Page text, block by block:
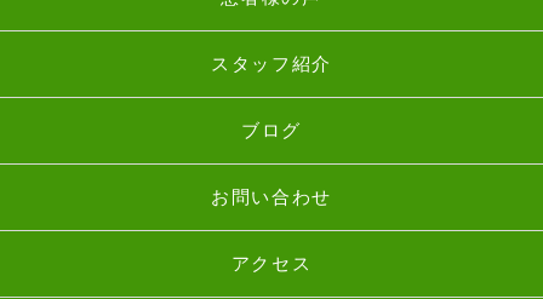
スタッフ紹介
ブログ
お問い合わせ
アクセス